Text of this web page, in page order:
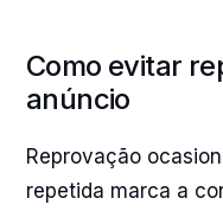
Como evitar
anúncio
Reprovação
repetida marca a